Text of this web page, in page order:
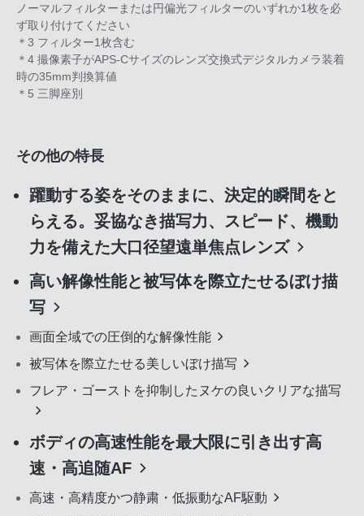
ノーマルフィルターまたは円偏光フィルターのいずれか1枚を必
ず取り付けてください
＊3 フィルター1枚含む
＊4 撮像素子がAPS-Cサイズのレンズ交換式デジタルカメラ装着
時の35mm判換算値
＊5 三脚座別
その他の特長
躍動する姿をそのままに、決定的瞬間をと
らえる。妥協なき描写力、スピード、機動
力を備えた大口径望遠単焦点レンズ
高い解像性能と被写体を際立たせるぼけ描
写
画面全域での圧倒的な解像性能
被写体を際立たせる美しいぼけ描写
フレア・ゴーストを抑制したヌケの良いクリアな描写
ボディの高速性能を最大限に引き出す高
速・高追随AF
高速・高精度かつ静粛・低振動なAF駆動